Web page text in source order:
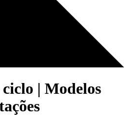
| Modelos